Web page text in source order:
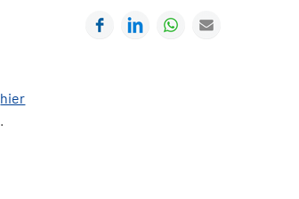
hier
FacebookLinkedInWhatsApp